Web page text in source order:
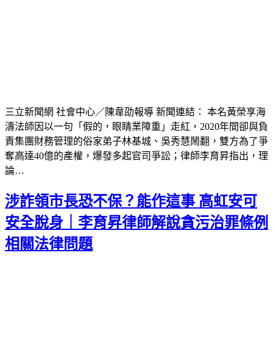
三立新聞網 社會中心／陳韋劭報導 新聞連結： 本名黃榮享海
濤法師因以一句「假的，眼睛業障重」走紅，2020年間卻與負
責集團財務管理的俗家弟子林基城、吳秀慧鬧翻，雙方為了爭
奪高達40億的產權，爆發多起官司爭訟；律師李育昇指出，理
論…
涉詐領市長恐不保？能作這事 高虹安可
安全脫身｜李育昇律師解說貪污治罪條例
相關法律問題